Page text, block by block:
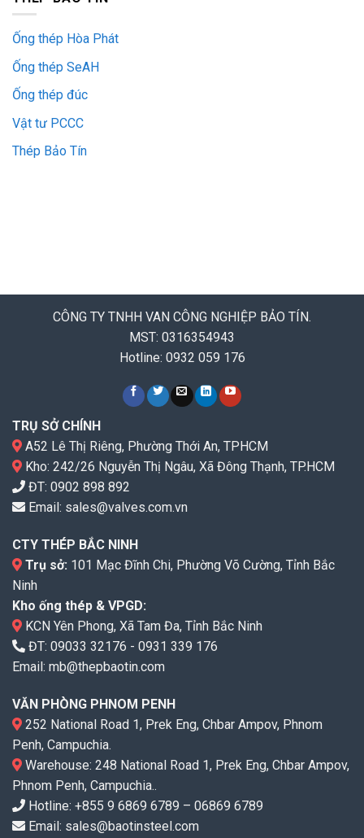
Ống thép Hòa Phát
Ống thép SeAH
Ống thép đúc
Vật tư PCCC
Thép Bảo Tín
CÔNG TY TNHH VAN CÔNG NGHIỆP BẢO TÍN.
MST: 0316354943
Hotline: 0932 059 176
TRỤ SỞ CHÍNH
A52 Lê Thị Riêng, Phường Thới An, TPHCM
Kho: 242/26 Nguyễn Thị Ngâu, Xã Đông Thạnh, TP.HCM
ĐT: 0902 898 892
Email: sales@valves.com.vn
CTY THÉP BẮC NINH
Trụ sở: 101 Mạc Đĩnh Chi, Phường Võ Cường, Tỉnh Bắc
Ninh
Kho ống thép & VPGD:
KCN Yên Phong, Xã Tam Đa, Tỉnh Bắc Ninh
ĐT: 09033 32176 - 0931 339 176
Email: mb@thepbaotin.com
VĂN PHÒNG PHNOM PENH
252 National Road 1, Prek Eng, Chbar Ampov, Phnom
Penh, Campuchia.
Warehouse: 248 National Road 1, Prek Eng, Chbar Ampov,
Phnom Penh, Campuchia..
Hotline: +855 9 6869 6789 – 06869 6789
Email: sales@baotinsteel.com